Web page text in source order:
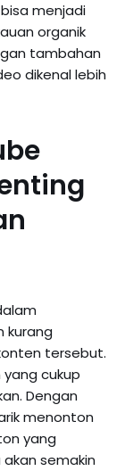
menjadi
organik
tambahan
dikenal lebih
kurang
tersebut.
cukup
Dengan
menonton
yang
semakin